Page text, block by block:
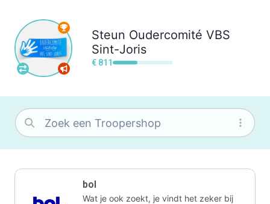
Steun Oudercomité VBS
Sint-Joris
€ 811
bol
Wat je ook zoekt, je vindt het zeker bij